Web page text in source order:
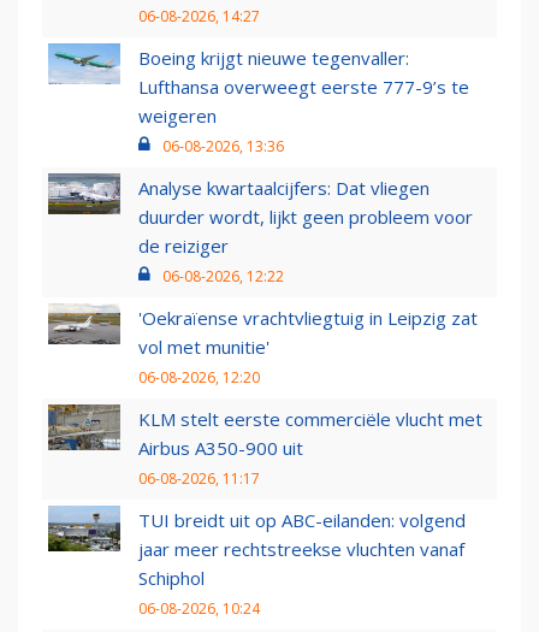
06-08-2026, 14:27
Boeing krijgt nieuwe tegenvaller:
Lufthansa overweegt eerste 777-9’s te
weigeren
06-08-2026, 13:36
Analyse kwartaalcijfers: Dat vliegen
duurder wordt, lijkt geen probleem voor
de reiziger
06-08-2026, 12:22
'Oekraïense vrachtvliegtuig in Leipzig zat
vol met munitie'
06-08-2026, 12:20
KLM stelt eerste commerciële vlucht met
Airbus A350-900 uit
06-08-2026, 11:17
TUI breidt uit op ABC-eilanden: volgend
jaar meer rechtstreekse vluchten vanaf
Schiphol
06-08-2026, 10:24